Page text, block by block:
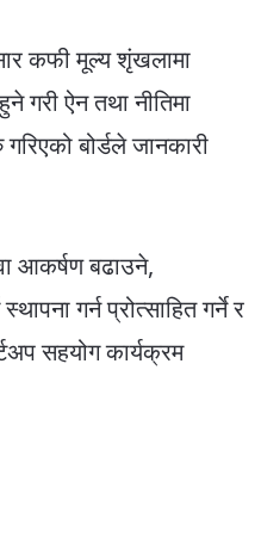
कफी मूल्य शृंखलामा
गरी ऐन तथा नीतिमा
बोर्डले जानकारी
आकर्षण बढाउने,
गर्न प्रोत्साहित गर्ने र
सहयोग कार्यक्रम